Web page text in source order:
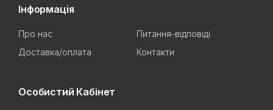
Інформація
Про нас
Питання-відповіді
Доставка/оплата
Контакти
Особистий Кабінет